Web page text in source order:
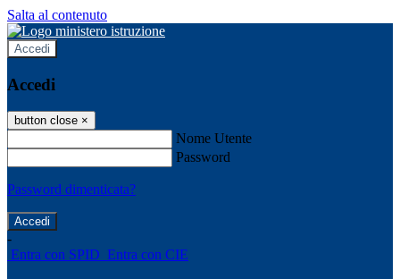
Salta al contenuto
Accedi
Accedi
button close ×
Nome Utente
Password
Password dimenticata?
-
Entra con SPID Entra con CIE